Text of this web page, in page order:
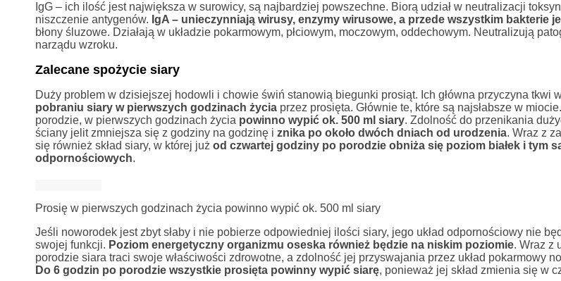
IgG – ich ilość jest największa w surowicy, są najbardziej powszechne. Biorą udział w neutralizacji
niszczenie antygenów. IgA – unieczynniają wirusy, enzymy wirusowe, a przede wszystkim bakterie
błony śluzowe. Działają w układzie pokarmowym, płciowym, moczowym, oddechowym. Neutralizują
narządu wzroku.
Zalecane spożycie siary
Duży problem w dzisiejszej hodowli i chowie świń stanowią biegunki prosiąt. Ich główna przyczyna tkwi
pobraniu siary w pierwszych godzinach życiaprzez prosięta. Głównie te, które są najsłabsze w
porodzie, w pierwszych godzinach życia powinno wypić ok. 500 ml siary. Zdolność do przenikania
ściany jelit zmniejsza się z godziny na godzinę i znika po około dwóch dniach od urodzenia. Wraz z
się również skład siary, w której już od czwartej godziny po porodzie obniża się poziom białek i tym
odpornościowych.
Prosię w pierwszych godzinach życia powinno wypić ok. 500 ml siary
Jeśli noworodek jest zbyt słaby i nie pobierze odpowiedniej ilości siary, jego układ odpornościowy nie
swojej funkcji. Poziom energetyczny organizmu oseska również będzie na niskim poziomie. Wraz z
porodzie siara traci swoje właściwości zdrowotne, a zdolność jej przyswajania przez układ pokarmowy
Do 6 godzin po porodzie wszystkie prosięta powinny wypić siarę, ponieważ jej skład zmienia się w